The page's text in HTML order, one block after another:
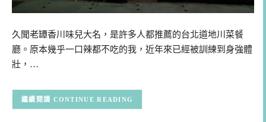
久聞老罈香川味兒大名，是許多人都推薦的台北道地川菜餐
廳。原本幾乎一口辣都不吃的我，近年來已經被訓練到身強體
壯，…
CONTINUE READING